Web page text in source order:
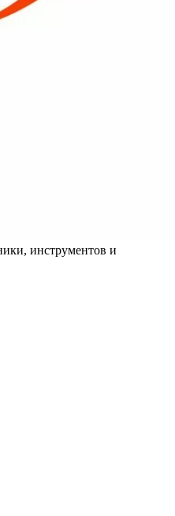
инструментов и